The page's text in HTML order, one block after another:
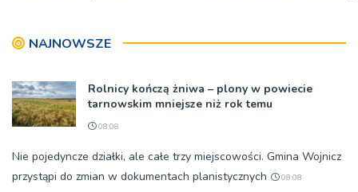
NAJNOWSZE
Rolnicy kończą żniwa – plony w powiecie
tarnowskim mniejsze niż rok temu
08:08
Nie pojedyncze działki, ale całe trzy miejscowości. Gmina Wojnicz
przystąpi do zmian w dokumentach planistycznych
08:08